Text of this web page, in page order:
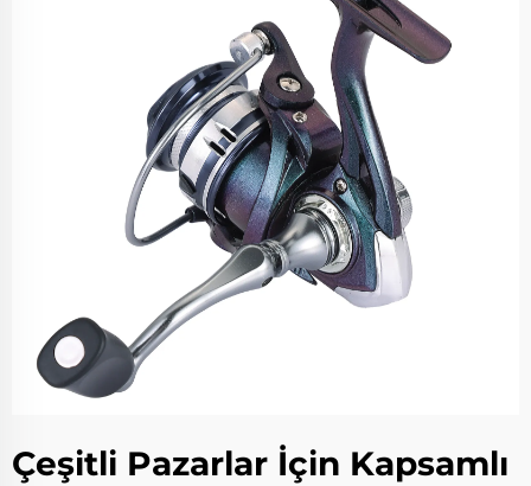
Çeşitli Pazarlar İçin Kapsamlı